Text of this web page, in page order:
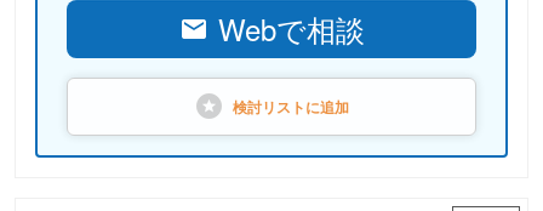
Webで相談
検討リストに追加